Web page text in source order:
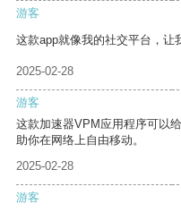
游客
这款app就像我的社交平台，让
2025-02-28
游客
这款加速器VPM应用程序可以
助你在网络上自由移动。
2025-02-28
游客